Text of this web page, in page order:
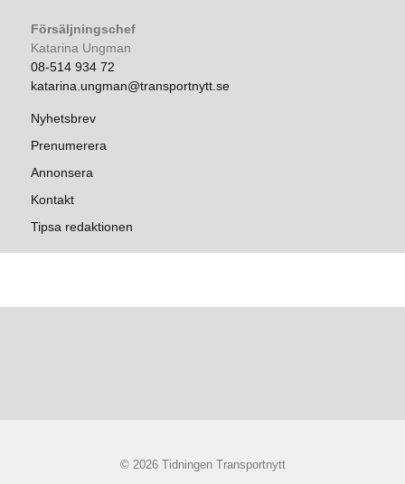
Försäljningschef
Katarina Ungman
08-514 934 72
katarina.ungman@transportnytt.se
Nyhetsbrev
Prenumerera
Annonsera
Kontakt
Tipsa redaktionen
© 2026 Tidningen Transportnytt